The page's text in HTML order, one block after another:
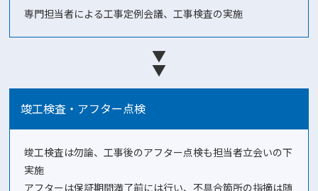
専門担当者による工事定例会議、工事検査の実施
▼
▼
竣工検査・アフター点検
竣工検査は勿論、工事後のアフター点検も担当者立会いの下
実施
アフターは保証期間満了前には行い、不具合箇所の指摘は随